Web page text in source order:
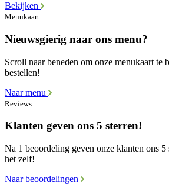
Bekijken
Menukaart
Nieuwsgierig naar ons menu?
Scroll naar beneden om onze menukaart te
bestellen!
Naar menu
Reviews
Klanten geven ons 5 sterren!
Na 1 beoordeling geven onze klanten ons 5
het zelf!
Naar beoordelingen